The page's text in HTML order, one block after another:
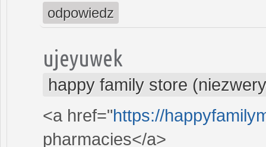
odpowiedz
ujeyuwek
happy family store
<a href="https://
pharmacies</a>